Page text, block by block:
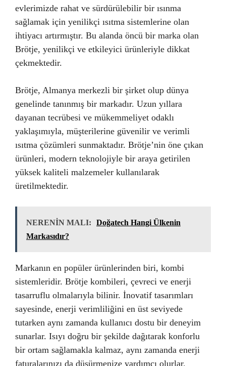
evlerimizde rahat ve sürdürülebilir bir ısınma
sağlamak için yenilikçi ısıtma sistemlerine olan
ihtiyacı artırmıştır. Bu alanda öncü bir marka olan
Brötje, yenilikçi ve etkileyici ürünleriyle dikkat
çekmektedir.
Brötje, Almanya merkezli bir şirket olup dünya
genelinde tanınmış bir markadır. Uzun yıllara
dayanan tecrübesi ve mükemmeliyet odaklı
yaklaşımıyla, müşterilerine güvenilir ve verimli
ısıtma çözümleri sunmaktadır. Brötje’nin öne çıkan
ürünleri, modern teknolojiyle bir araya getirilen
yüksek kaliteli malzemeler kullanılarak
üretilmektedir.
NERENİN MALI:
Doğatech Hangi Ülkenin
Markasıdır?
Markanın en popüler ürünlerinden biri, kombi
sistemleridir. Brötje kombileri, çevreci ve enerji
tasarruflu olmalarıyla bilinir. İnovatif tasarımları
sayesinde, enerji verimliliğini en üst seviyede
tutarken aynı zamanda kullanıcı dostu bir deneyim
sunarlar. Isıyı doğru bir şekilde dağıtarak konforlu
bir ortam sağlamakla kalmaz, aynı zamanda enerji
faturalarınızı da düşürmenize yardımcı olurlar.